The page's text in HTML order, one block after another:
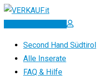
Zum
Inserat erstellen
Second Hand Südtirol
Alle Inserate
FAQ & Hilfe